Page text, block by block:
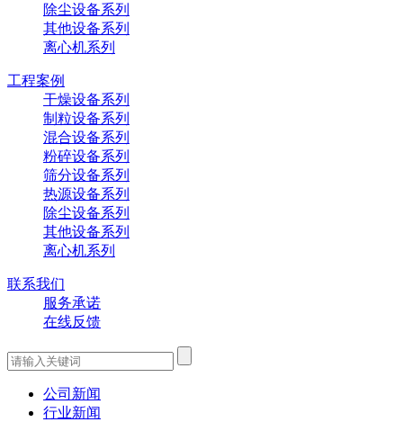
除尘设备系列
其他设备系列
离心机系列
工程案例
干燥设备系列
制粒设备系列
混合设备系列
粉碎设备系列
筛分设备系列
热源设备系列
除尘设备系列
其他设备系列
离心机系列
联系我们
服务承诺
在线反馈
公司新闻
行业新闻